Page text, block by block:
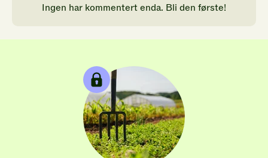
Ingen har kommentert enda. Bli den første!